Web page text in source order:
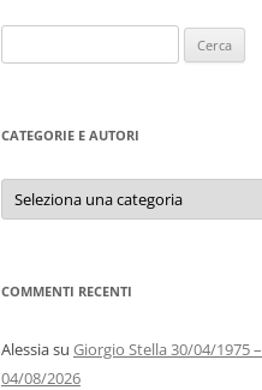
per:
CATEGORIE E AUTORI
Categorie
autori
COMMENTI RECENTI
Alessiasu Giorgio Stella 30/04/1975 –
04/08/2026